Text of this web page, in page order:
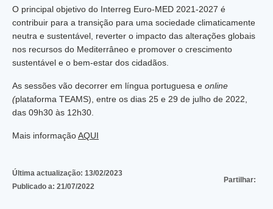
O principal objetivo do Interreg Euro-MED 2021-2027 é
contribuir para a transição para uma sociedade climaticamente
neutra e sustentável, reverter o impacto das alterações globais
nos recursos do Mediterrâneo e promover o crescimento
sustentável e o bem-estar dos cidadãos.
As sessões vão decorrer em língua portuguesa e online
(plataforma TEAMS), entre os dias 25 e 29 de julho de 2022,
das 09h30 às 12h30.
Mais informaçãoAQUI
Última actualização: 13/02/2023
Publicado a: 21/07/2022
Partilhar: